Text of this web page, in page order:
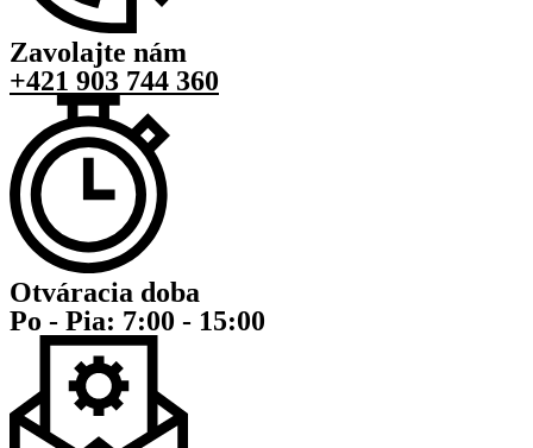
Zavolajte nám
+421 903 744 360
Otváracia doba
Po - Pia: 7:00 - 15:00